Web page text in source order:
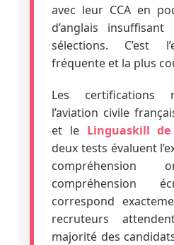
avec leur CCA en
d’anglais
sélections. C’est
fréquente et la plus
Les certifications
l’aviation civile
et le Linguaskill de
deux tests évaluent
compréhension
correspond
recruteurs
majorité des